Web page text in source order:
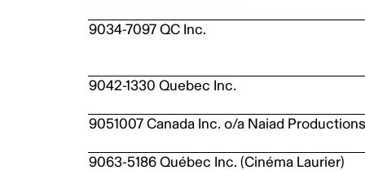
9034-7097 QC Inc.
9042-1330 Quebec Inc.
9051007 Canada Inc. o/a Naiad
9063-5186 Québec Inc. (Cinéma Laurier)